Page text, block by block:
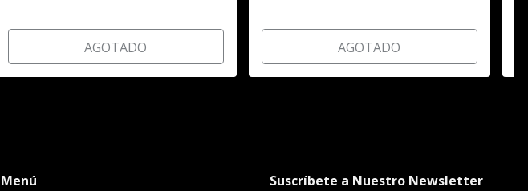
AGOTADO AGOTADO
Menú Suscríbete a Nuestro Newsletter